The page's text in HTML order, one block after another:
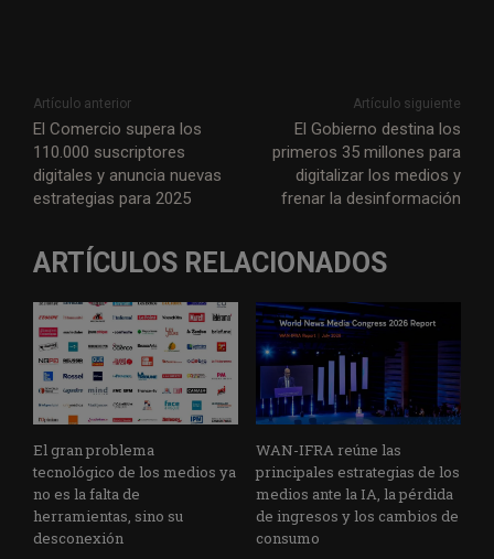
Artículo anterior
El Comercio supera los
110.000 suscriptores
digitales y anuncia nuevas
estrategias para 2025
Artículo siguiente
El Gobierno destina los
primeros 35 millones para
digitalizar los medios y
frenar la desinformación
ARTÍCULOS RELACIONADOS
El gran problema
tecnológico de los medios ya
no es la falta de
herramientas, sino su
desconexión
WAN-IFRA reúne las
principales estrategias de los
medios ante la IA, la pérdida
de ingresos y los cambios de
consumo